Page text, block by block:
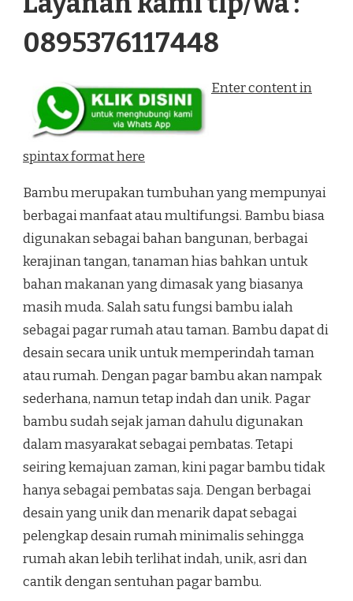
0895376117448
Enter content in
spintax format here
Bambu merupakan tumbuhan yang mempunyai
berbagai manfaat atau multifungsi. Bambu biasa
digunakan sebagai bahan bangunan, berbagai
kerajinan tangan, tanaman hias bahkan untuk
bahan makanan yang dimasak yang biasanya
masih muda. Salah satu fungsi bambu ialah
sebagai pagar rumah atau taman. Bambu dapat di
desain secara unik untuk memperindah taman
atau rumah. Dengan pagar bambu akan nampak
sederhana, namun tetap indah dan unik. Pagar
bambu sudah sejak jaman dahulu digunakan
dalam masyarakat sebagai pembatas. Tetapi
seiring kemajuan zaman, kini pagar bambu tidak
hanya sebagai pembatas saja. Dengan berbagai
desain yang unik dan menarik dapat sebagai
pelengkap desain rumah minimalis sehingga
rumah akan lebih terlihat indah, unik, asri dan
cantik dengan sentuhan pagar bambu.